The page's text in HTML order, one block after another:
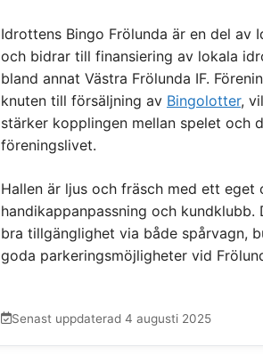
Idrottens Bingo Frölunda är en del av
och bidrar till finansiering av lokala
bland annat Västra Frölunda IF.
knuten till försäljning av Bingolotter,
stärker kopplingen mellan spelet och
föreningslivet.
Hallen är ljus och fräsch med ett eget
handikappanpassning och kundklubb.
bra tillgänglighet via både spårvagn,
goda parkeringsmöjligheter vid
Senast uppdaterad 4 augusti 2025